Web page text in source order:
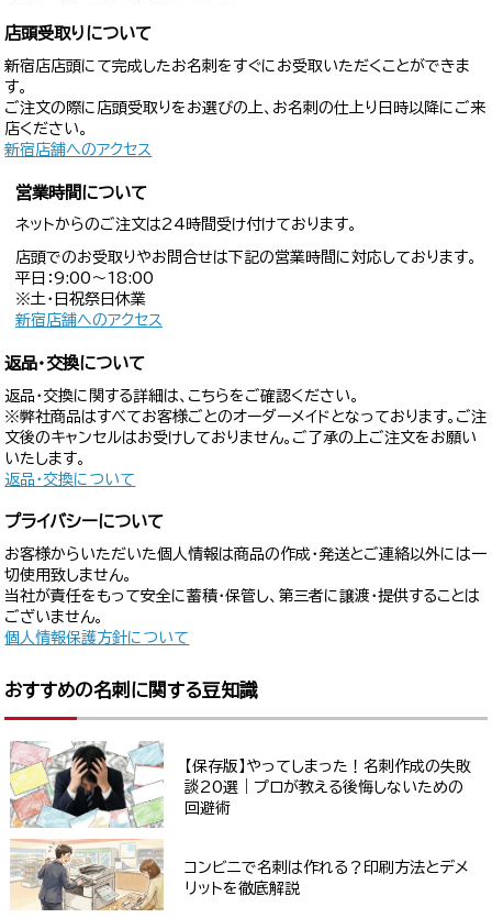
店頭受取りについて
新宿店店頭にて完成したお名刺をすぐにお受取いただくことができま
す。
ご注文の際に店頭受取りをお選びの上、お名刺の仕上り日時以降にご来
店ください。
新宿店舗へのアクセス
営業時間について
ネットからのご注文は24時間受け付けております。
店頭でのお受取りやお問合せは下記の営業時間に対応しております。
平日：9:00〜18:00
※土・日祝祭日休業
新宿店舗へのアクセス
返品・交換について
返品・交換に関する詳細は、こちらをご確認ください。
※弊社商品はすべてお客様ごとのオーダーメイドとなっております。ご注
文後のキャンセルはお受けしておりません。ご了承の上ご注文をお願い
いたします。
返品・交換について
プライバシーについて
お客様からいただいた個人情報は商品の作成・発送とご連絡以外には一
切使用致しません。
当社が責任をもって安全に蓄積・保管し、第三者に譲渡・提供することは
ございません。
個人情報保護方針について
おすすめの名刺に関する豆知識
【保存版】やってしまった！名刺作成の失敗
談20選｜プロが教える後悔しないための
回避術
コンビニで名刺は作れる？印刷方法とデメ
リットを徹底解説